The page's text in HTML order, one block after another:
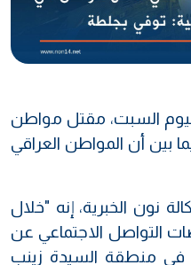
اليوم السبت، مقتل مواطن
بين أن المواطن العراقي
نون الخبرية، إنه "خلال
التواصل الاجتماعي عن
منطقة السيدة زينب